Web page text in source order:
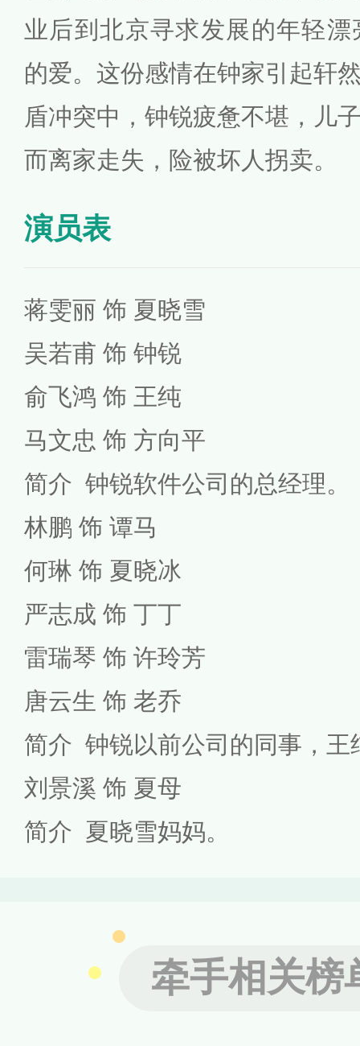
业后到北京寻求发展的年轻
的爱。这份感情在钟家引起轩
盾冲突中，钟锐疲惫不堪，儿
而离家走失，险被坏人拐卖。
演员表
蒋雯丽 饰 夏晓雪
吴若甫 饰 钟锐
俞飞鸿 饰 王纯
马文忠 饰 方向平
简介 钟锐软件公司的总经理。
林鹏 饰 谭马
何琳 饰 夏晓冰
严志成 饰 丁丁
雷瑞琴 饰 许玲芳
唐云生 饰 老乔
简介 钟锐以前公司的同事，王
刘景溪 饰 夏母
简介 夏晓雪妈妈。
牵手相关榜